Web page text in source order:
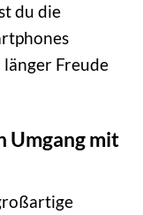
du die
Freude
Umgang mit